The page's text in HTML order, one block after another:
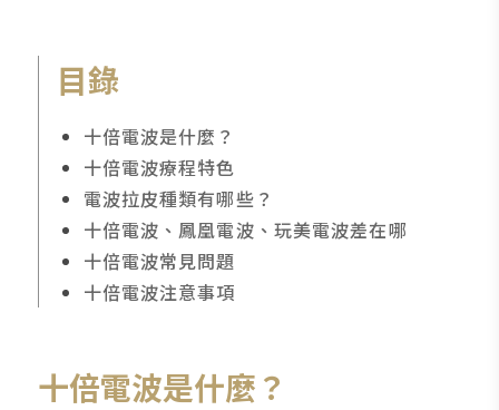
目錄
十倍電波是什麼？
十倍電波療程特色
電波拉皮種類有哪些？
十倍電波、鳳凰電波、玩美電波差在哪
十倍電波常見問題
十倍電波注意事項
十倍電波是什麼？